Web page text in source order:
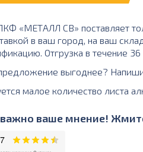
«МЕТАЛЛ СВ» поставляет
в ваш город, на ваш
Отгрузка в течение 36
выгоднее?
малое количество листа
ваше мнение! Жмите